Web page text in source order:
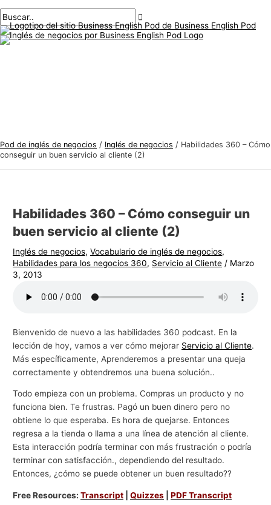
al
contenido
principal
Pod de inglés de negocios / Inglés de negocios / Habilidades 360 – Cómo
conseguir un buen servicio al cliente (2)
Habilidades 360 – Cómo conseguir un
buen servicio al cliente (2)
Inglés de negocios,Vocabulario de inglés de negocios,
Habilidades para los negocios 360, Servicio al Cliente / Marzo
3, 2013
Bienvenido de nuevo a las habilidades 360 podcast. En la
lección de hoy, vamos a ver cómo mejorar Servicio al Cliente.
Más específicamente, Aprenderemos a presentar una queja
correctamente y obtendremos una buena solución..
Todo empieza con un problema. Compras un producto y no
funciona bien. Te frustras. Pagó un buen dinero pero no
obtiene lo que esperaba. Es hora de quejarse. Entonces
regresa a la tienda o llama a una línea de atención al cliente.
Esta interacción podría terminar con más frustración o podría
terminar con satisfacción., dependiendo del resultado.
Entonces, ¿cómo se puede obtener un buen resultado??
Free Resources:Transcript |Quizzes |PDF Transcript
de
navegación
aquí..
electrónico*
T
e
m
g
d
e
n
e
i
o
B
u
s